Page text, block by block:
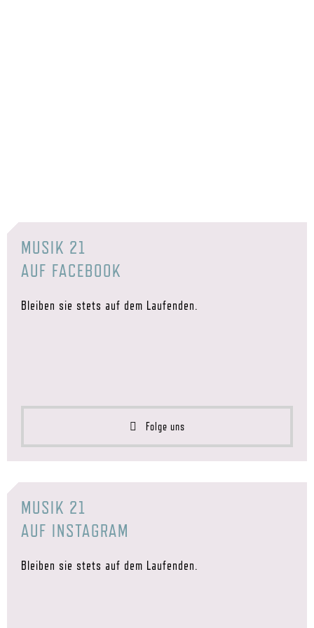
MUSIK 21
AUF FACEBOOK
Bleiben sie stets auf dem Laufenden.
Folge uns
MUSIK 21
AUF INSTAGRAM
Bleiben sie stets auf dem Laufenden.